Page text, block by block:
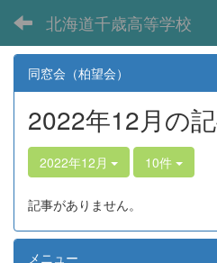
北海道千歳高等学校
同窓会（柏望会）
2022年12月の
2022年12月 10件
記事がありません。
メニュー